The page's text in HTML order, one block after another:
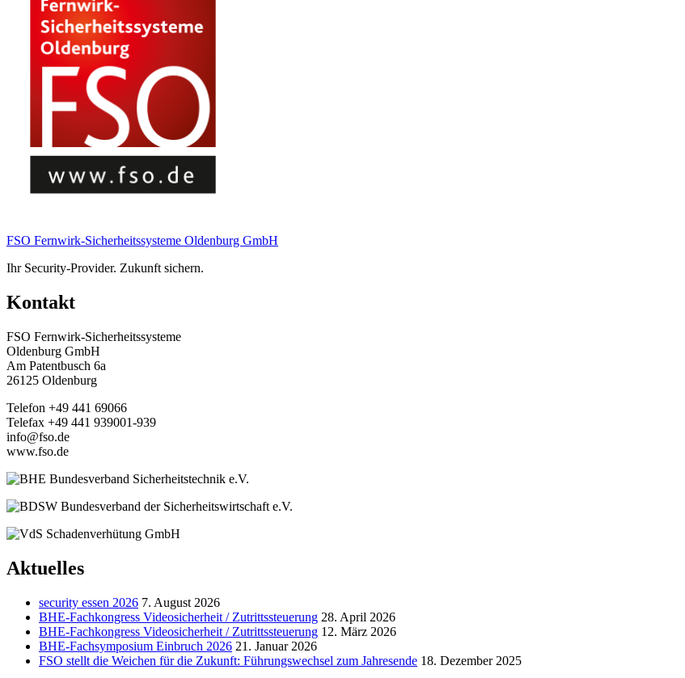
FSO Fernwirk-Sicherheitssysteme Oldenburg GmbH
Ihr Security-Provider. Zukunft sichern.
Kontakt
FSO Fernwirk-Sicherheitssysteme
Oldenburg GmbH
Am Patentbusch 6a
26125 Oldenburg
Telefon +49 441 69066
Telefax +49 441 939001-939
info@fso.de
www.fso.de
Aktuelles
security essen 2026 7. August 2026
BHE-Fachkongress Videosicherheit / Zutrittssteuerung 28. April 2026
BHE-Fachkongress Videosicherheit / Zutrittssteuerung 12. März 2026
BHE-Fachsymposium Einbruch 2026 21. Januar 2026
FSO stellt die Weichen für die Zukunft: Führungswechsel zum Jahresende 18. Dezember 2025